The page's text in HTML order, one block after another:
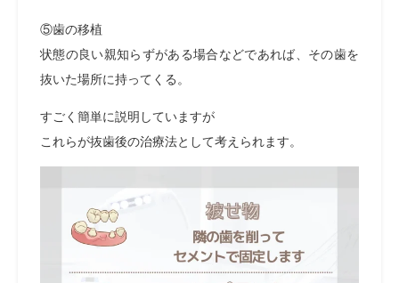
⑤歯の移植
状態の良い親知らずがある場合などであれば、その歯を
抜いた場所に持ってくる。
すごく簡単に説明していますが
これらが抜歯後の治療法として考えられます。